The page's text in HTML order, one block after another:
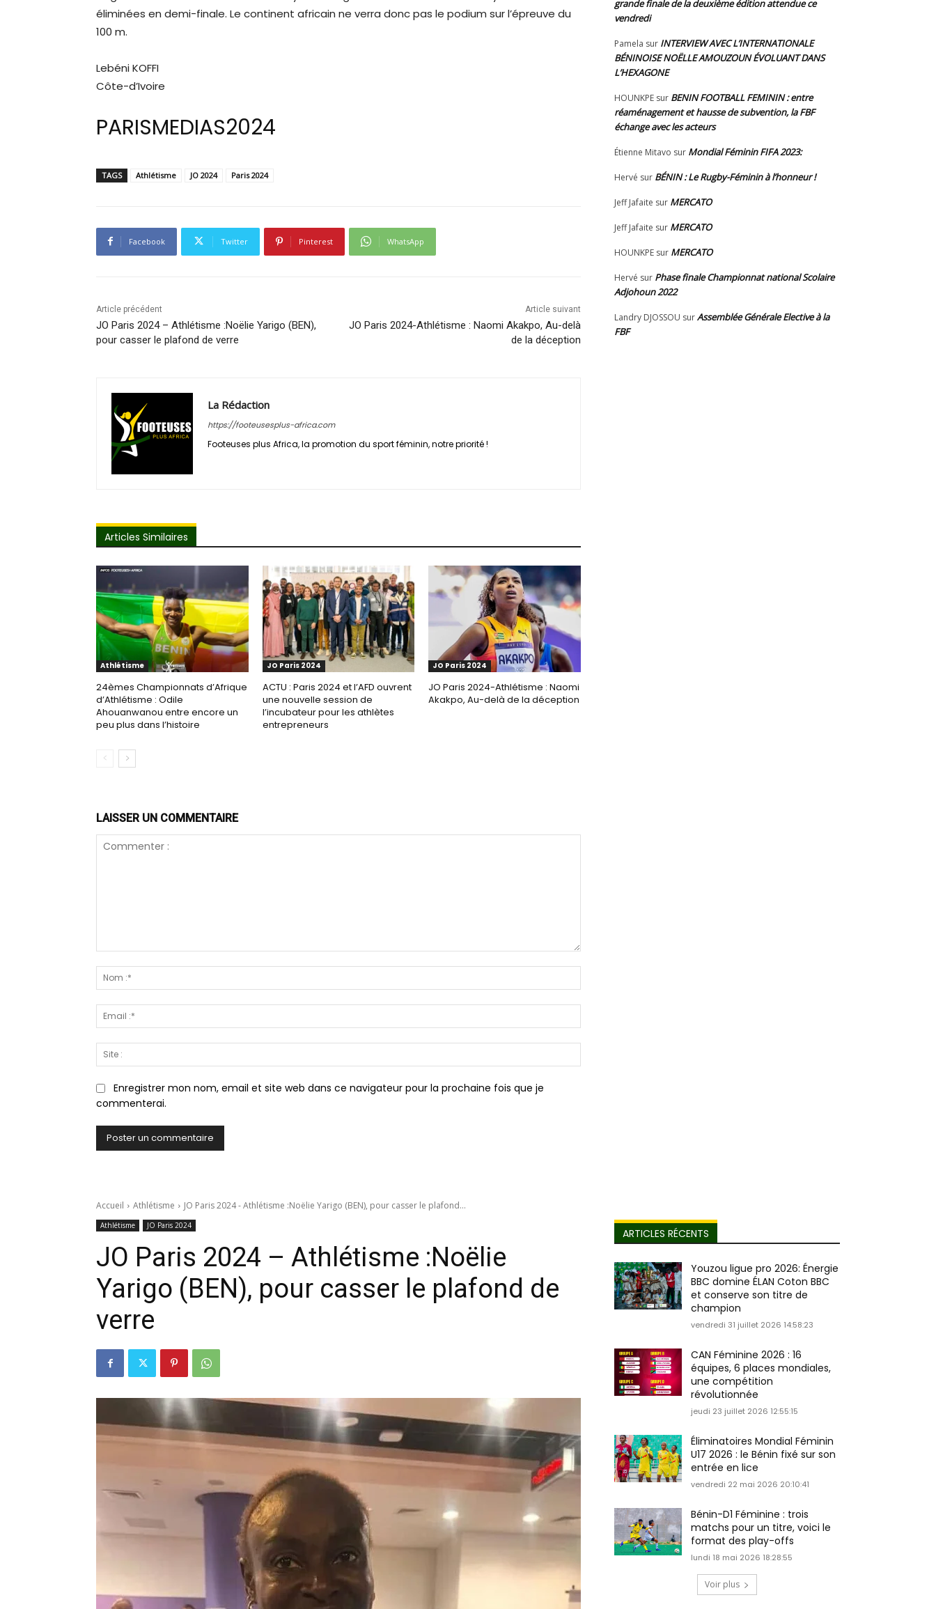
éliminées en demi-finale. Le continent africain ne verra donc pas le podium sur l’épreuve du
100 m.
Lebéni KOFFI
Côte-d’Ivoire
PARISMEDIAS2024
TAGS Athlétisme JO 2024 Paris 2024
Facebook Twitter Pinterest WhatsApp
Article précédent
JO Paris 2024 – Athlétisme :Noëlie Yarigo (BEN),
pour casser le plafond de verre
Article suivant
JO Paris 2024-Athlétisme : Naomi Akakpo, Au-delà
de la déception
La Rédaction
https://footeusesplus-africa.com
Footeuses plus Africa, la promotion du sport féminin, notre priorité !
Articles Similaires
Athlétisme
24èmes Championnats d’Afrique
d’Athlétisme : Odile
Ahouanwanou entre encore un
peu plus dans l’histoire
JO Paris 2024
ACTU : Paris 2024 et l’AFD ouvrent
une nouvelle session de
l’incubateur pour les athlètes
entrepreneurs
JO Paris 2024
JO Paris 2024-Athlétisme : Naomi
Akakpo, Au-delà de la déception
LAISSER UN COMMENTAIRE
:*
:*
:
Enregistrer mon nom, email et site web dans ce navigateur pour la prochaine fois que je
commenterai.
grande finale de la deuxième édition attendue ce
vendredi
Pamela sur INTERVIEW AVEC L’INTERNATIONALE
BÉNINOISE NOËLLE AMOUZOUN ÉVOLUANT DANS
L’HEXAGONE
HOUNKPE sur BENIN FOOTBALL FEMININ : entre
réaménagement et hausse de subvention, la FBF
échange avec les acteurs
Étienne Mitavo sur Mondial Féminin FIFA 2023:
Hervé sur BÉNIN : Le Rugby-Féminin à l’honneur !
Jeff Jafaite sur MERCATO
Jeff Jafaite sur MERCATO
HOUNKPE sur MERCATO
Hervé sur Phase finale Championnat national Scolaire
Adjohoun 2022
Landry DJOSSOU surAssemblée Générale Elective à la
FBF